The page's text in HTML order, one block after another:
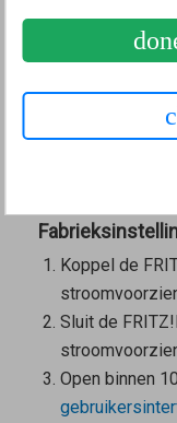
2
opnieuw
mail toe te laten
hebt ontvangen,
Koppel de
Sluit de
Open binnen